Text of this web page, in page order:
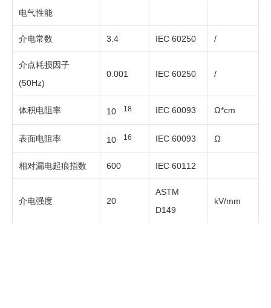
电气性能
介电常数 3.4 IEC 60250 /
介点耗损因子
(50Hz)
0.001 IEC 60250 /
体积电阻率 10 18 IEC 60093 Ω*cm
表面电阻率 10 16 IEC 60093 Ω
相对漏电起痕指数 600 IEC 60112
介电强度 20
ASTM
D149
kV/mm